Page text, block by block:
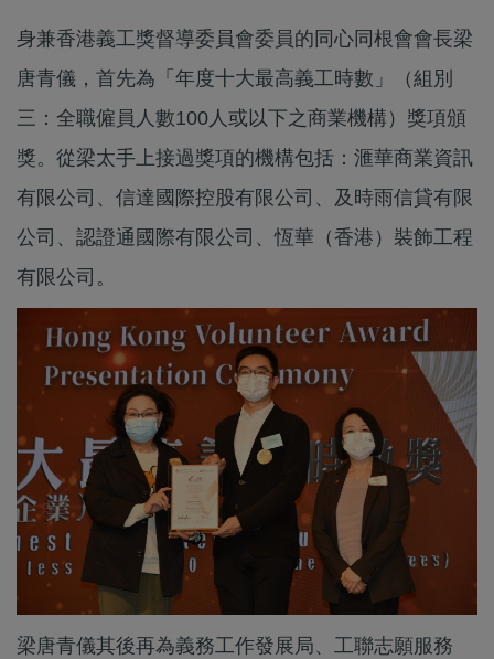
身兼香港義工獎督導委員會委員的同心同根會會長梁
唐青儀，首先為「年度十大最高義工時數」（組別
三：全職僱員人數100人或以下之商業機構）獎項頒
獎。從梁太手上接過獎項的機構包括：滙華商業資訊
有限公司、信達國際控股有限公司、及時雨信貸有限
公司、認證通國際有限公司、恆華（香港）裝飾工程
有限公司。
梁唐青儀其後再為義務工作發展局、工聯志願服務